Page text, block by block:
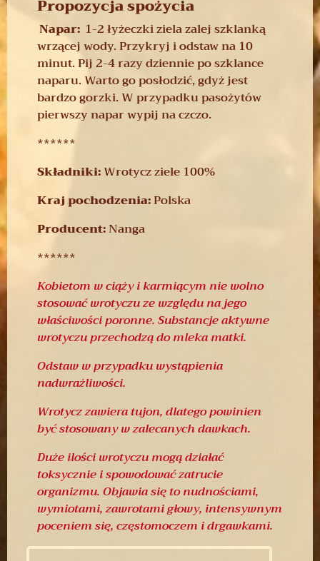
Propozycja spożycia
Napar: 1-2 łyżeczki ziela zalej szklanką
wrzącej wody. Przykryj i odstaw na 10
minut. Pij 2-4 razy dziennie po szklance
naparu. Warto go posłodzić, gdyż jest
bardzo gorzki. W przypadku pasożytów
pierwszy napar wypij na czczo.
******
Składniki:Wrotycz ziele 100%
Kraj pochodzenia:Polska
Producent:Nanga
******
Kobietom w ciąży i karmiącym nie wolno
stosować wrotyczu ze względu na jego
właściwości poronne. Substancje aktywne
wrotyczu przechodzą do mleka matki.
Odstaw w przypadku wystąpienia
nadwrażliwości.
Wrotycz zawiera tujon, dlatego powinien
być stosowany w zalecanych dawkach.
Duże ilości wrotyczu mogą działać
toksycznie i spowodować zatrucie
organizmu. Objawia się to nudnościami,
wymiotami, zawrotami głowy, intensywnym
poceniem się, częstomoczem i drgawkami.